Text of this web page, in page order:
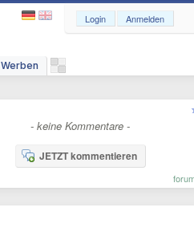
Werben
Login Anmelden
- keine Kommentare -
JETZT kommentieren